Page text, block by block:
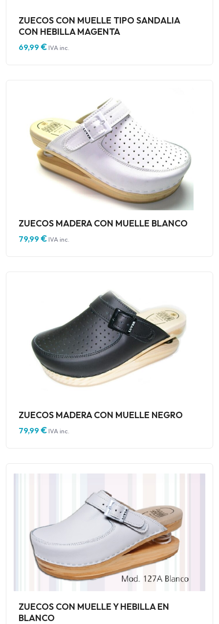
ZUECOS CON MUELLE TIPO SANDALIA
CON HEBILLA MAGENTA
69,99 €IVA inc.
ZUECOS MADERA CON MUELLE BLANCO
79,99 €IVA inc.
ZUECOS MADERA CON MUELLE NEGRO
79,99 €IVA inc.
ZUECOS CON MUELLE Y HEBILLA EN
BLANCO